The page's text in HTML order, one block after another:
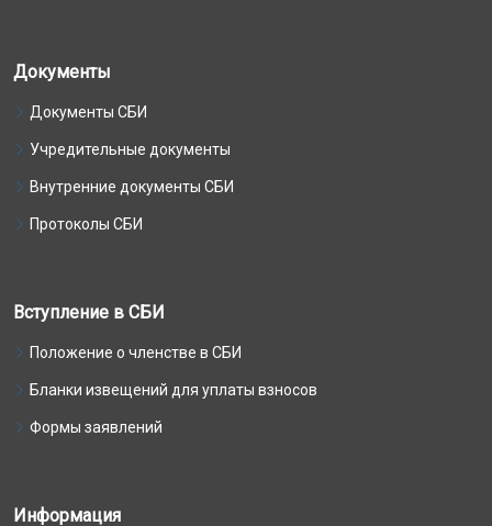
Документы
Документы СБИ
Учредительные документы
Внутренние документы СБИ
Протоколы СБИ
Вступление в СБИ
Положение о членстве в СБИ
Бланки извещений для уплаты взносов
Формы заявлений
Информация